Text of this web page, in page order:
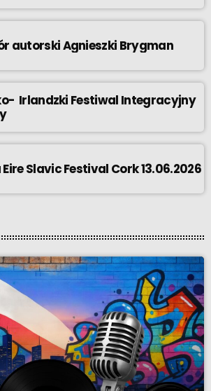
autorski Agnieszki Brygman
Irlandzki Festiwal Integracyjny
Slavic Festival Cork 13.06.2026